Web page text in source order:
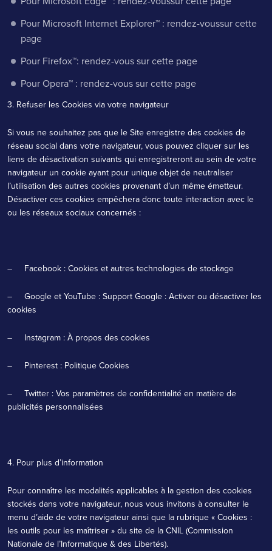
Pour Microsoft Internet Explorer™ : rendez-voussur cette
page
Pour Firefox™: rendez-voussur cette page
Pour Opera™ : rendez-voussur cette page
3. Refuser les Cookies via votre navigateur
Si vous ne souhaitez pas que le Site enregistre des cookies de
réseau social dans votre navigateur, vous pouvez cliquer sur les
liens de désactivation suivants qui enregistreront au sein de votre
navigateur un cookie ayant pour unique objet de neutraliser
l’utilisation des autres cookies provenant d’un même émetteur.
Désactiver ces cookies empêchera donc toute interaction avec le
ou les réseaux sociaux concernés :
– Facebook :Cookies et autres technologies de stockage
– Google et YouTube :Support Google : Activer ou désactiver les
cookies
– Instagram :À propos des cookies
– Pinterest : Politique Cookies
– Twitter :Vos paramètres de confidentialité en matière de
publicités personnalisées
4. Pour plus d’information
Pour connaître les modalités applicables à la gestion des cookies
stockés dans votre navigateur, nous vous invitons à consulter le
menu d’aide de votre navigateur ainsi que la rubrique «Cookies :
les outils pour les maîtriser» du site de la CNIL (Commission
Nationale de l’Informatique & des Libertés).